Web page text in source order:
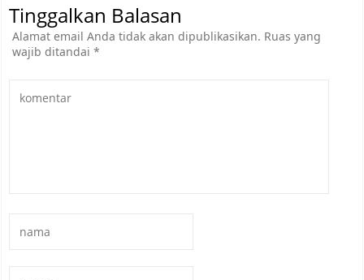
Tinggalkan Balasan
Alamat email Anda tidak akan dipublikasikan. Ruas yang
wajib ditandai*